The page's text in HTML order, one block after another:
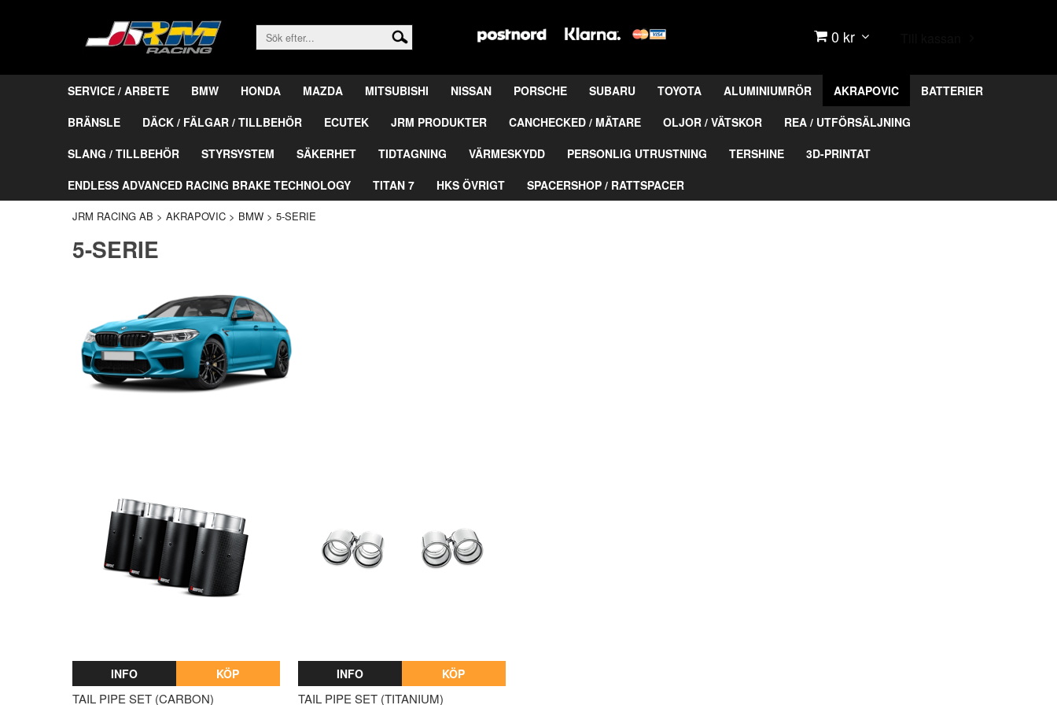
0 kr
SERVICE / ARBETE BMW HONDA MAZDA MITSUBISHI NISSAN PORSCHE SUBARU TOYOTA ALUMINIUMRÖR AKRAPOVIC
BATTERIER
BRÄNSLE
DÄCK / FÄLGAR / TILLBEHÖR ECUTEK JRM PRODUKTER CANCHECKED / MÄTARE OLJOR / VÄTSKOR
REA / UTFÖRSÄLJNING
SLANG / TILLBEHÖR
STYRSYSTEM SÄKERHET TIDTAGNING VÄRMESKYDD PERSONLIG UTRUSTNING TERSHINE
3D-PRINTAT
ENDLESS ADVANCED RACING BRAKE TECHNOLOGY
TITAN 7 HKS ÖVRIGT SPACERSHOP / RATTSPACER
JRM RACING AB > AKRAPOVIC > BMW > 5-SERIE
5-SERIE
INFO KÖP
TAIL PIPE SET (CARBON)
INFO KÖP
TAIL PIPE SET (TITANIUM)